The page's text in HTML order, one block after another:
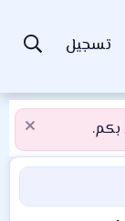
تسجيل
بكم.